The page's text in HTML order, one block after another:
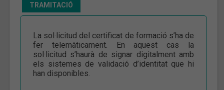
TRAMITACIÓ
La sol·licitud del certificat de formació s’ha de
fer telemàticament. En aquest cas la
sol·licitud s’haurà de signar digitalment amb
els sistemes de validació d’identitat que hi
han disponibles.